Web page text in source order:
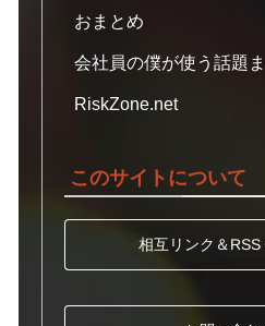
おまとめ
会社員の僕が使う話題
RiskZone.net
このサイトについて
相互リンク＆